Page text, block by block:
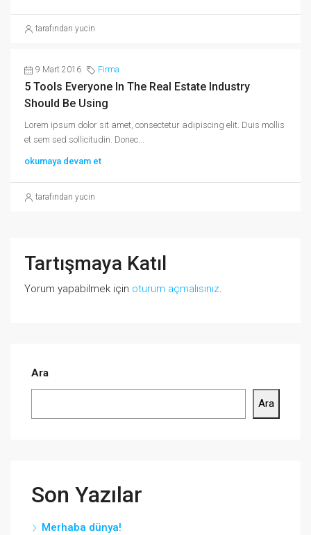
tarafından yucin
9 Mart 2016 Firma
5 Tools Everyone In The Real Estate Industry
Should Be Using
Lorem ipsum dolor sit amet, consectetur adipiscing elit. Duis mollis
et sem sed sollicitudin. Donec...
okumaya devam et
tarafından yucin
Tartışmaya Katıl
Yorum yapabilmek için oturum açmalısınız.
Ara
Ara
Son Yazılar
Merhaba dünya!